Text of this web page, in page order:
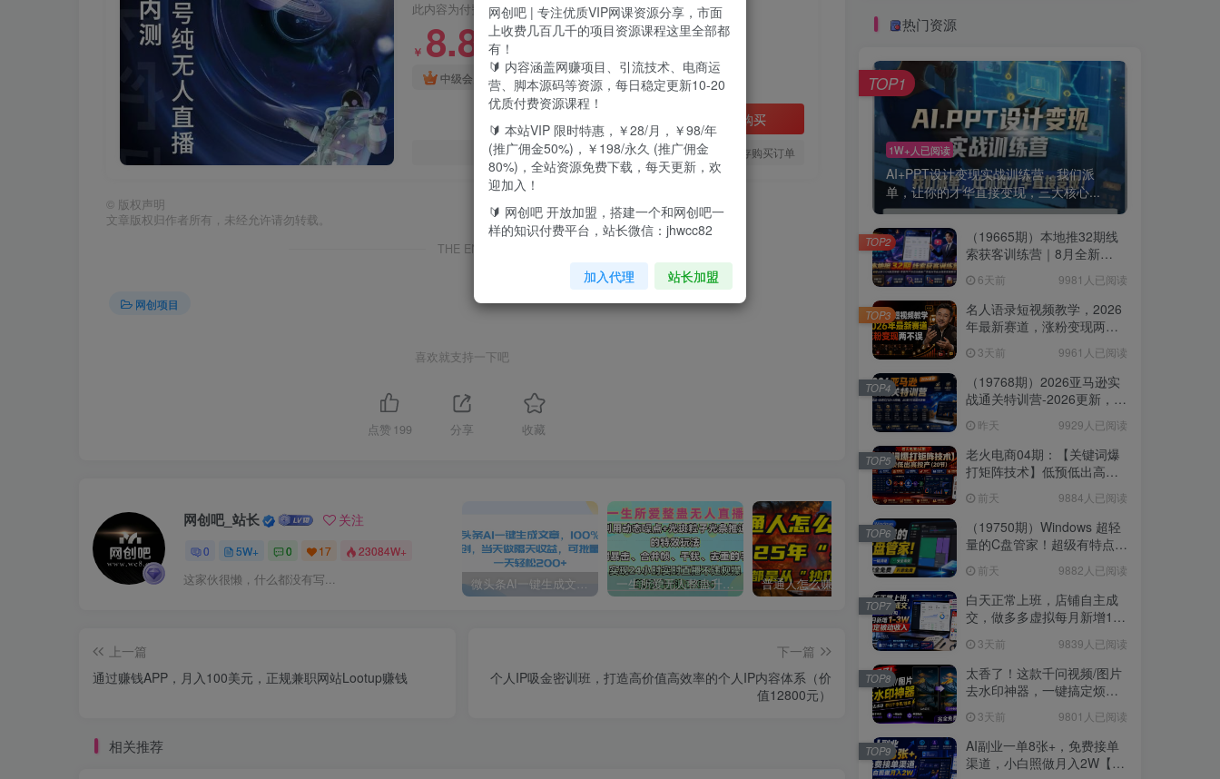
此内容为付费资源，请付费后查看
￥ 8.8 ￥18.8
中级会员 免费 高级会员免费
立即购买
您当前未登录！建议登陆后购买，可保存购买订单
© 版权声明
文章版权归作者所有，未经允许请勿转载。
THE END
网创项目
喜欢就支持一下吧
点赞 199 分享 收藏
网创吧_站长 关注
0 5W+ 0 17 23084W+
这家伙很懒，什么都没有写... 微头条AI一键生成文章，100%过原创，当天做隔天收益，可批量，一天轻松200+ 一生所爱无人整蛊升级版9.0，利用动态噪点+光斑粒子光条推进的特效玩法，内附暴击、合并帧、干扰、去重的手法，实现24小时实时直播不违规操，单场日入1500+，小白也能无脑驾驭
上一篇
通过赚钱APP，月入100美元，正规兼职网站Lootup赚钱
下一篇
个人IP吸金密训班，打造高价值高效率的个人IP内容体系（价
值12800元）
相关推荐
热门资源
1W+人已阅读
AI+PPT设计变现实战训练营，我们派
单，让你的才华直接变现，三大核心...
TOP1
（19665期）本地推32期线
索获客训练营｜8月全新
启动搜索广告素材优化全链
路实操教学
6天前 9981人已阅读
TOP2
名人语录短视频教学，2026
年最新赛道，涨粉变现两不
3天前 9961人已阅读
TOP3
（19768期）2026亚马逊实
战通关特训营-2026更新，多
用，从0到1打造盈利店铺
昨天 9929人已阅读
TOP4
老火电商04期：【关键词爆
打矩阵技术】低预低出高投
前天 9884人已阅读
TOP5
（19750期）Windows 超轻
量的C盘管家！超级有特点，
2M大小体积，完全免费 C盘
管家
前天 9882人已阅读
TOP6
白天正常上班，店铺自主成
交，做多多虚拟每月新增1-
3天前 9839人已阅读
TOP7
太香了！这款千问视频/图片
去水印神器，一键搞定烦人
器拓展插件
3天前 9801人已阅读
TOP8
AI副业一单8张+，免费接单
渠道，小白照做月入2W【揭
TOP9
网创吧 | 专注优质VIP网课资源分享，市面
上收费几百几千的项目资源课程这里全部都
有！
🔰 内容涵盖网赚项目、引流技术、电商运
营、脚本源码等资源，每日稳定更新10-20
优质付费资源课程！
🔰 本站VIP 限时特惠，￥28/月，￥98/年
(推广佣金50%)，￥198/永久 (推广佣金
80%)，全站资源免费下载，每天更新，欢
迎加入！
🔰 网创吧 开放加盟，搭建一个和网创吧一
样的知识付费平台，站长微信：jhwcc82
加入代理 站长加盟